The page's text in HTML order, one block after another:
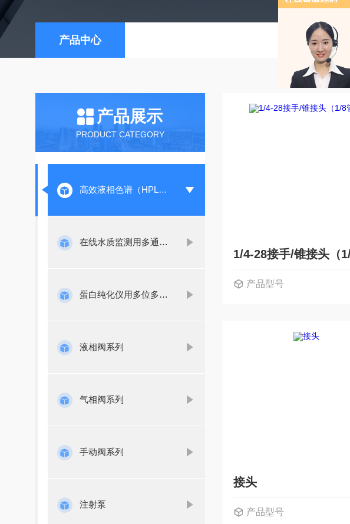
产品中心
产品展示
PRODUCT CATEGORY
高效液相色谱（HPLC）用进样阀
在线水质监测用多通道旋切阀
蛋白纯化仪用多位多通进样阀
液相阀系列
气相阀系列
手动阀系列
注射泵
产品型号
接头
产品型号